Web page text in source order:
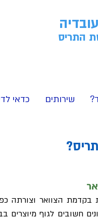
התריס
שירותים כדאי